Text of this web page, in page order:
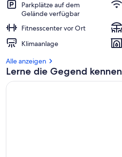
Parkplätze auf dem
Gelände verfügbar
Fitnesscenter vor Ort
Klimaanlage
Alle anzeigen
Lerne die Gegend kennen